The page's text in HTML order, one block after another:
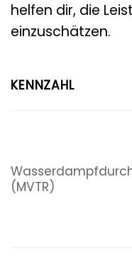
helfen dir, die
einzuschätzen.
KENNZAHL
(MVTR)